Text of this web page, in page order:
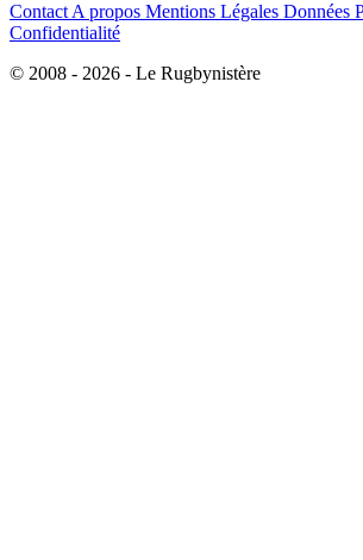
Contact A propos Mentions Légales Données
Confidentialité
© 2008 - 2026 - Le Rugbynistère